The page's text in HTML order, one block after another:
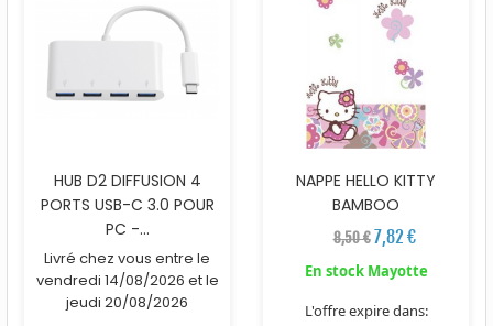
HUB D2 DIFFUSION 4
PORTS USB-C 3.0 POUR
PC -...
Livré chez vous entre le
vendredi 14/08/2026 et le
jeudi 20/08/2026
NAPPE HELLO KITTY
BAMBOO
8,50 € 7,82 €
En stock Mayotte
L'offre expire dans: